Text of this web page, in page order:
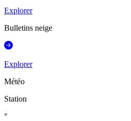
Explorer
Bulletins neige
Explorer
Météo
Station
°